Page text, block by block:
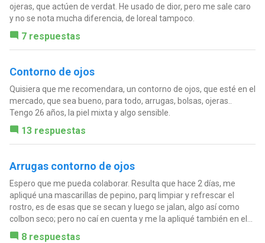
ojeras, que actúen de verdat. He usado de dior, pero me sale caro
y no se nota mucha diferencia, de loreal tampoco.
7 respuestas
Contorno de ojos
Quisiera que me recomendara, un contorno de ojos, que esté en el
mercado, que sea bueno, para todo, arrugas, bolsas, ojeras..
Tengo 26 años, la piel mixta y algo sensible.
13 respuestas
Arrugas contorno de ojos
Espero que me pueda colaborar. Resulta que hace 2 días, me
apliqué una mascarillas de pepino, parq limpiar y refrescar el
rostro, es de esas que se secan y luego se jalan, algo así como
colbon seco; pero no caí en cuenta y me la apliqué también en el...
8 respuestas